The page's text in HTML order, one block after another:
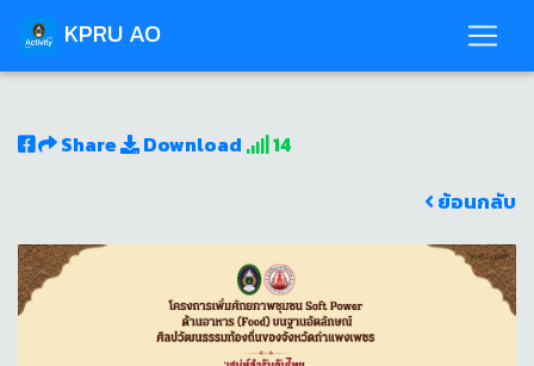
KPRU AO
Share Download
14
ย้อนกลับ